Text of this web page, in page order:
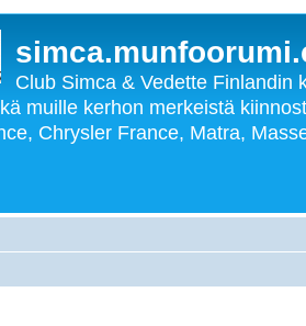
Club Simca & Vedette Finlandin
muille kerhon merkeistä
Chrysler France, Matra,